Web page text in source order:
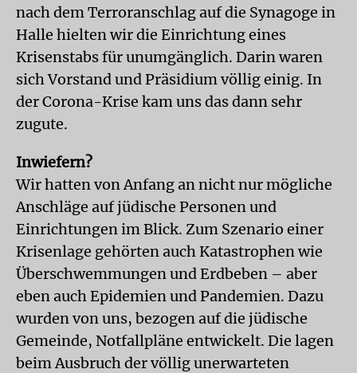
nach dem Terroranschlag auf die Synagoge in
Halle hielten wir die Einrichtung eines
Krisenstabs für unumgänglich. Darin waren
sich Vorstand und Präsidium völlig einig. In
der Corona-Krise kam uns das dann sehr
zugute.
Inwiefern?
Wir hatten von Anfang an nicht nur mögliche
Anschläge auf jüdische Personen und
Einrichtungen im Blick. Zum Szenario einer
Krisenlage gehörten auch Katastrophen wie
Überschwemmungen und Erdbeben – aber
eben auch Epidemien und Pandemien. Dazu
wurden von uns, bezogen auf die jüdische
Gemeinde, Notfallpläne entwickelt. Die lagen
beim Ausbruch der völlig unerwarteten